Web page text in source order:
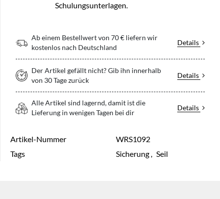
Schulungsunterlagen.
Ab einem Bestellwert von 70 € liefern wir
kostenlos nach Deutschland
Details
Der Artikel gefällt nicht? Gib ihn innerhalb
von 30 Tage zurück
Details
Alle Artikel sind lagernd, damit ist die
Lieferung in wenigen Tagen bei dir
Details
Artikel-Nummer
WRS1092
Tags
Sicherung, Seil